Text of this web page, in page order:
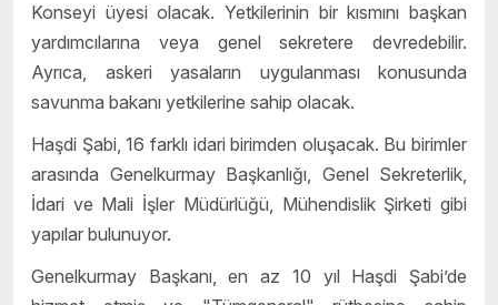
Konseyi üyesi olacak. Yetkilerinin bir kısmını başkan
yardımcılarına veya genel sekretere devredebilir.
Ayrıca, askeri yasaların uygulanması konusunda
savunma bakanı yetkilerine sahip olacak.
Haşdi Şabi, 16 farklı idari birimden oluşacak. Bu birimler
arasında Genelkurmay Başkanlığı, Genel Sekreterlik,
İdari ve Mali İşler Müdürlüğü, Mühendislik Şirketi gibi
yapılar bulunuyor.
Genelkurmay Başkanı, en az 10 yıl Haşdi Şabi’de